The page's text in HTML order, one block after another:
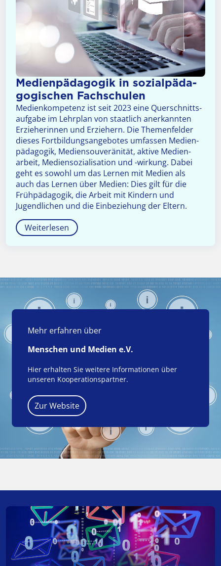
Medien­päda­go­gik in sozial­päda­
go­gischen Fach­schulen
Medienkompetenz ist seit 2023 eine Querschnitts­
aufgabe im Lehrplan von staatlich anerkannten
Erzieherinnen und Erziehern. Die Themenfelder
dieses Fort­bildungs­angebotes umfassen Medien­
pädagogik, Medien­souveränität, aktive Medien­
arbeit, Medien­sozialisation und -wirkung. Dabei
geht es sowohl um das Lernen mit Medien als
auch das Lernen über Medien: Dies gilt für die
Frühpädagogik, die Arbeit mit Kindern und
Jugendlichen und die Einbeziehung der Eltern.
Weiterlesen
Mehr erfahren über
Menschen und Medien e.V.
Hier erhalten Sie weitere Informationen über
unseren Kooperationspartner.
Zur Website